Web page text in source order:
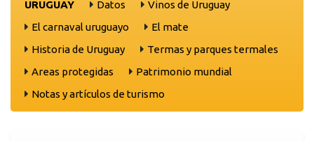
URUGUAY Datos
Vinos de Uruguay
El carnaval uruguayo
El mate
Historia de Uruguay
Termas y parques termales
Areas protegidas
Patrimonio mundial
Notas y artículos de turismo